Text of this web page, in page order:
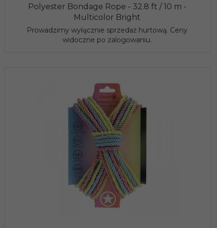
Polyester Bondage Rope - 32.8 ft / 10 m -
Multicolor Bright
Prowadzimy wyłącznie sprzedaż hurtową. Ceny
widoczne po zalogowaniu.